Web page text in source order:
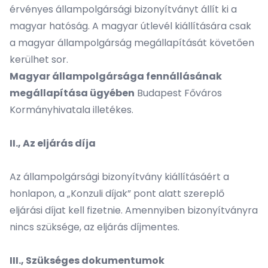
érvényes állampolgársági bizonyítványt állít ki a
magyar hatóság. A magyar útlevél kiállítására csak
a magyar állampolgárság megállapítását követően
kerülhet sor.
Magyar állampolgársága fennállásának
megállapítása ügyében Budapest Főváros
Kormányhivatala illetékes.
II., Az eljárás díja
Az állampolgársági bizonyítvány kiállításáért a
honlapon, a „Konzuli díjak” pont alatt szereplő
eljárási díjat kell fizetnie. Amennyiben bizonyítványra
nincs szüksége, az eljárás díjmentes.
III., Szükséges dokumentumok